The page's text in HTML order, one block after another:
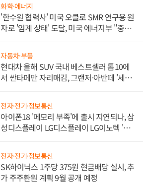
화학·에너지
'한수원 협력사' 미국 오클로 SMR 연구용 원
자로 '임계 상태' 도달, 미국 에너지부 "중요
자동차·부품
현대차 올해 SUV 국내 베스트셀러 톱10에
서 싼타페만 자리매김, 그랜저·아반떼 '세단
전자·전기·정보통신
아이폰18 '메모리 부족'에 출시 지연되나, 삼
성디스플레이 LG디스플레이 LG이노텍 '탈
전자·전기·정보통신
SK하이닉스 1주당 375원 현금배당 실시, 추
가 주주환원 계획 9월 공개 예정